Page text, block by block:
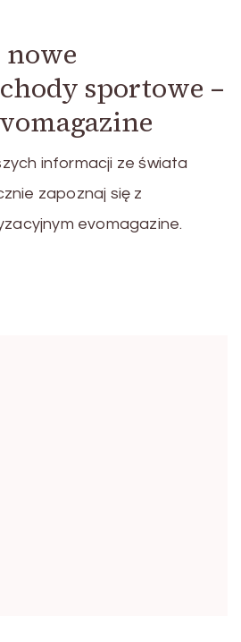
nowe
sportowe –
informacji ze świata
zapoznaj się z
evomagazine.